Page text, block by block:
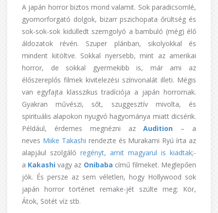
A japán horror biztos mond valamit. Sok paradicsomlé,
gyomorforgató dolgok, bizarr pszichopata őrültség és
sok-sok-sok kidülledt szemgolyó a bambuló (még) élő
áldozatok révén. Szuper plánban, sikolyokkal és
mindent kitöltve. Sokkal nyersebb, mint az amerikai
horror, de sokkal gyermekibb is, már ami az
élőszereplős filmek kivitelezési színvonalát illeti. Mégis
van egyfajta klasszikus tradíciója a japán horrornak.
Gyakran művészi, sőt, szuggesztív mivolta, és
spirituális alapokon nyugvó hagyománya miatt dicsérik.
Például, érdemes megnézni azAudition – a
neves Miike Takashi rendezte és Murakami Ryú írta az
alapjául szolgáló regényt, amit magyarul is kiadtak;-
a Kakashi vagy az Onibaba című filmeket. Meglepően
jók. És persze az sem véletlen, hogy Hollywood sok
japán horror történet remake-jét szülte meg: Kör,
Átok, Sötét víz stb.